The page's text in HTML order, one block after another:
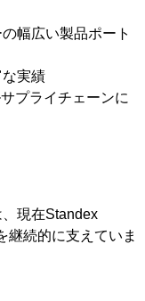
幅広い製品ポート
実績
プライチェーンに
現在Standex
継続的に支えていま